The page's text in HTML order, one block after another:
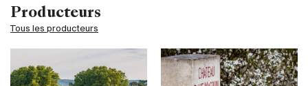
Producteurs
Tous les producteurs